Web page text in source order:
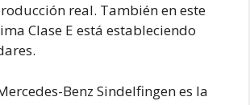
real. También en este
Clase E está estableciendo
Benz Sindelfingen es la